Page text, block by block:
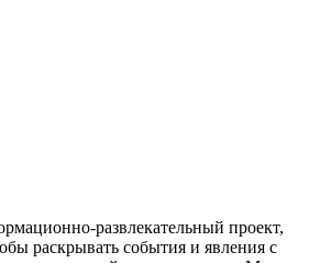
развлекательный проект,
раскрывать события и явления с